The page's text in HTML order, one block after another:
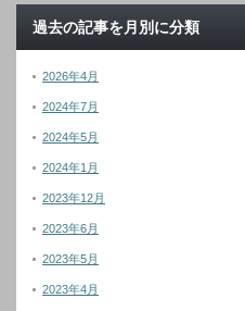
過去の記事を月別に分類
2026年4月
2024年7月
2024年5月
2024年1月
2023年12月
2023年6月
2023年5月
2023年4月